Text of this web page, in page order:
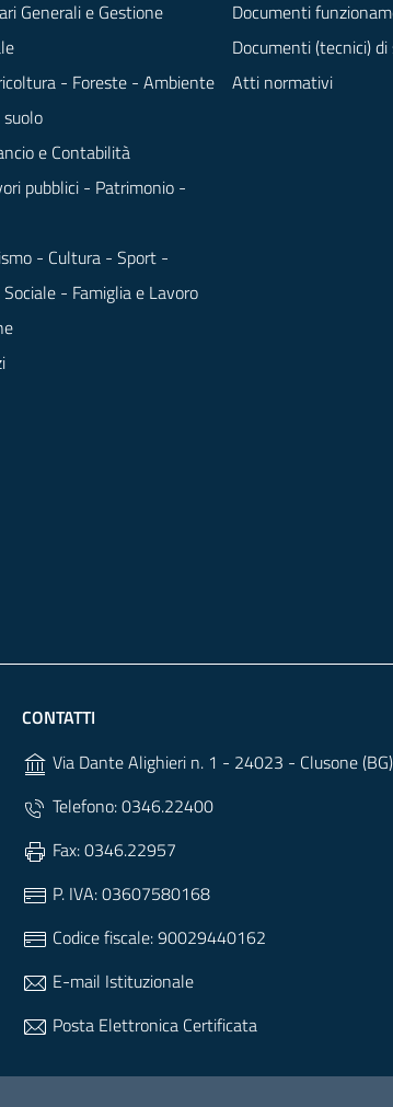
Generali e Gestione
- Foreste - Ambiente
e Contabilità
pubblici - Patrimonio -
- Cultura - Sport -
- Famiglia e Lavoro
Documenti
Documenti (tecnici)
Atti normativi
CONTATTI
Via Dante Alighieri n. 1 - 24023 - Clusone (BG)
Telefono: 0346.22400
Fax: 0346.22957
P. IVA: 03607580168
Codice fiscale: 90029440162
E-mail Istituzionale
Posta Elettronica Certificata